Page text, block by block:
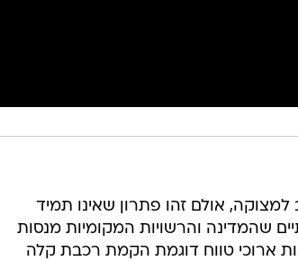
אולם זהו פתרון שאינו תמיד
שהמדינה והרשויות המקומיות מנסות
ארוכי טווח דוגמת הקמת רכבת קלה